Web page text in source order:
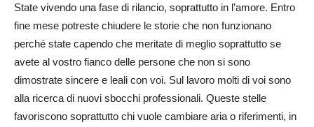
State vivendo una fase di rilancio, soprattutto in l’amore. Entro
fine mese potreste chiudere le storie che non funzionano
perché state capendo che meritate di meglio soprattutto se
avete al vostro fianco delle persone che non si sono
dimostrate sincere e leali con voi. Sul lavoro molti di voi sono
alla ricerca di nuovi sbocchi professionali. Queste stelle
favoriscono soprattutto chi vuole cambiare aria o riferimenti, in